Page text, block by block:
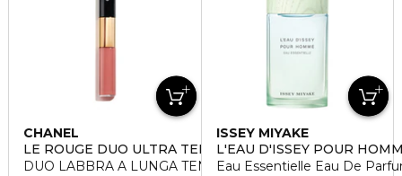
CHANEL
LE ROUGE DUO ULTRA TENUE
DUO LABBRA A LUNGA TENUTA
ISSEY MIYAKE
L'EAU D'ISSEY POUR
Eau Essentielle Eau De